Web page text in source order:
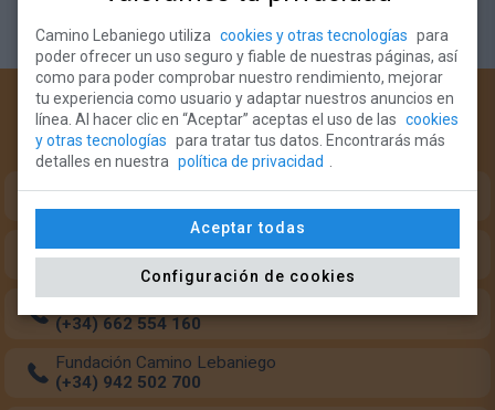
¿Necesitas ayuda?
Teléfonos de intererés para el peregrino:
Oficina del Peregrino (Monasterio Santo Toribio)
(+34) 633 349 684
Oficina del Peregrino (Potes)
(+34) 942 738 126
Transporte de mochilas
(+34) 662 554 160
Fundación Camino Lebaniego
(+34) 942 502 700
Camino Lebaniego utiliza cookies y otras tecnologías para
poder ofrecer un uso seguro y fiable de nuestras páginas, así
como para poder comprobar nuestro rendimiento, mejorar
tu experiencia como usuario y adaptar nuestros anuncios en
línea. Al hacer clic en “Aceptar” aceptas el uso de las cookies
y otras tecnologías para tratar tus datos. Encontrarás más
detalles en nuestra política de privacidad
Aceptar todas
Configuración de cookies